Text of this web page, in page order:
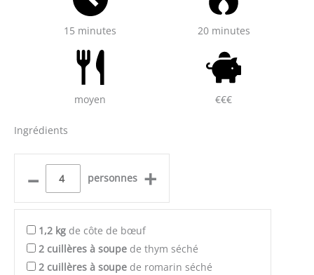
15 minutes 20 minutes
moyen €€€
Ingrédients
– personnes +
1,2 kg de côte de bœuf
2 cuillères à soupe de thym séché
2 cuillères à soupe de romarin séché